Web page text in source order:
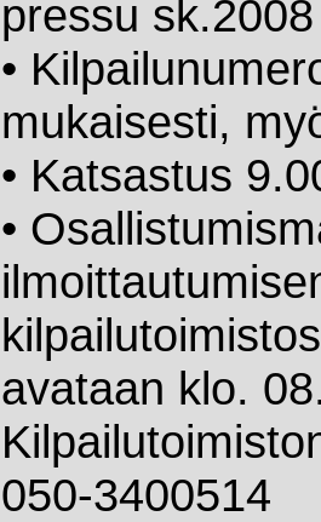
pressu
•
mukaisesti,
• Katsastus
•
avataan klo.
050-3400514